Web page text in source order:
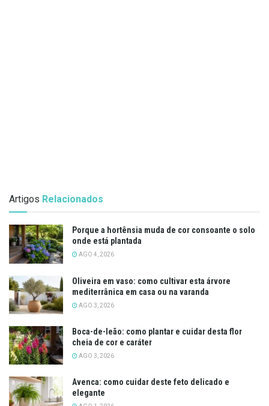
Artigos Relacionados
Porque a hortênsia muda de cor consoante o solo
onde está plantada
AGO 4, 2026
Oliveira em vaso: como cultivar esta árvore
mediterrânica em casa ou na varanda
AGO 3, 2026
Boca-de-leão: como plantar e cuidar desta flor
cheia de cor e caráter
AGO 3, 2026
Avenca: como cuidar deste feto delicado e
elegante